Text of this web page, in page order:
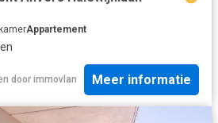
Appartement
door immovlan Meer informatie